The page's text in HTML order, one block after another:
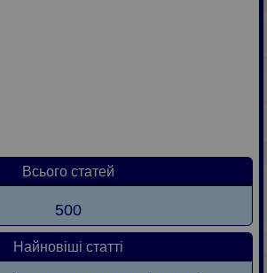
Всього статей
500
Найновіші статті